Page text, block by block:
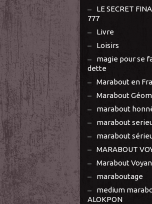
LE SECRET
777
Livre
Loisirs
magie pour se
dette
Marabout en
Marabout
marabout
marabout
marabout
MARABOUT
Marabout
maraboutage
medium
ALOKPON